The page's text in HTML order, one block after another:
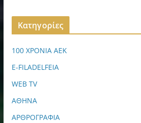
Kατηγορίες
100 ΧΡΟΝΙΑ ΑΕΚ
E-FILADELFEIA
WEB TV
ΑΘΗΝΑ
ΑΡΘΡΟΓΡΑΦΙΑ